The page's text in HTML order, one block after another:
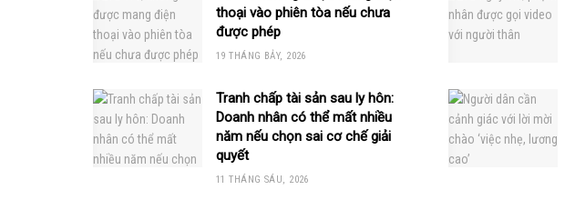
thoại vào phiên tòa nếu chưa
được phép
19 THÁNG BẢY, 2026
Tranh chấp tài sản sau ly hôn:
Doanh nhân có thể mất nhiều
năm nếu chọn sai cơ chế giải
quyết
11 THÁNG SÁU, 2026